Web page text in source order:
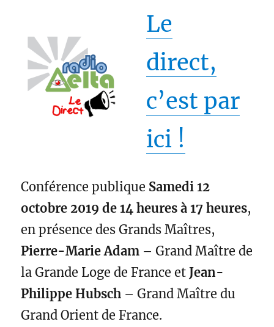
Le
direct,
c’est par
ici !
Conférence publique Samedi 12
octobre 2019 de 14 heures à 17 heures,
en présence des Grands Maîtres,
Pierre-Marie Adam – Grand Maître de
la Grande Loge de France etJean-
Philippe Hubsch – Grand Maître du
Grand Orient de France.